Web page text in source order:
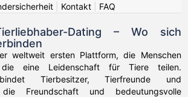
Kontakt FAQ
Dating – Wo sich
weltweit ersten Plattform, die Menschen
die eine Leidenschaft für Tiere teilen.
Tierbesitzer, Tierfreunde und
die Freundschaft und bedeutungsvolle